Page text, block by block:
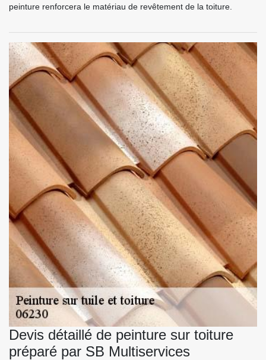
peinture renforcera le matériau de revêtement de la toiture.
Devis détaillé de peinture sur toiture
préparé par SB Multiservices